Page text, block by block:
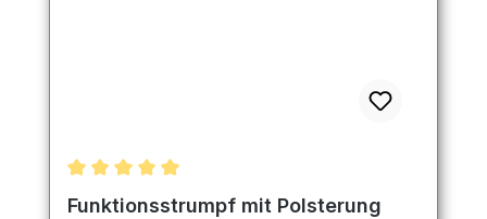
Durchschnittliche Bewertung von 5 von 5 Sternen
Funktionsstrumpf mit Polsterung